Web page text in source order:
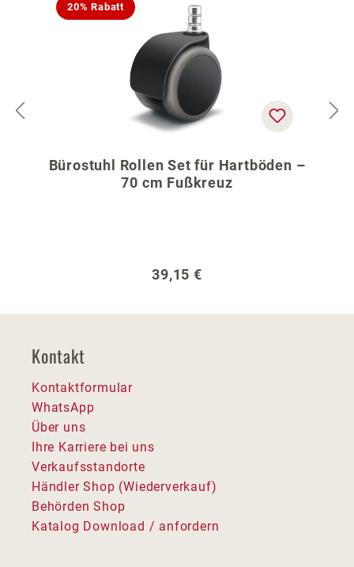
20% Rabatt
Bürostuhl Rollen Set für Hartböden –
70 cm Fußkreuz
Regulärer Preis:
39,15 €
Kontakt
Kontaktformular
WhatsApp
Über uns
Ihre Karriere bei uns
Verkaufsstandorte
Händler Shop (Wiederverkauf)
Behörden Shop
Katalog Download / anfordern